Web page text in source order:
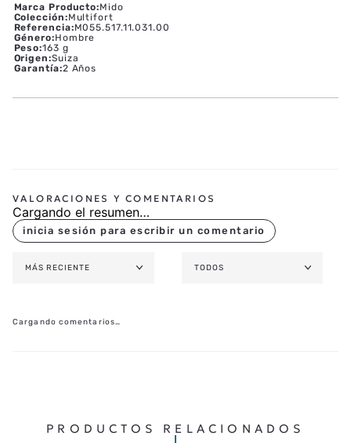
Marca Producto:Mido
Colección:Multifort
Referencia:M055.517.11.031.00
Género:Hombre
Peso:163 g
Origen:Suiza
Garantía:2 Años
Cargando el resumen…
MÁS RECIENTE TODOS
Cargando comentarios…
PRODUCTOS RELACIONADOS